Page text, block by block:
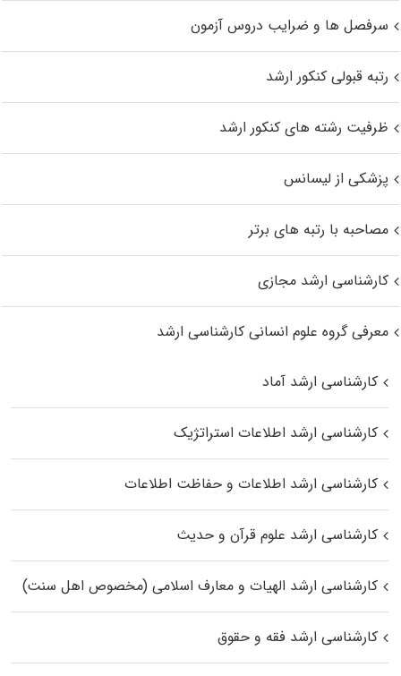
سرفصل ها و ضرایب دروس آزمون
رتبه قبولی کنکور ارشد
ظرفیت رشته های کنکور ارشد
پزشکی از لیسانس
مصاحبه با رتبه های برتر
کارشناسی ارشد مجازی
معرفی گروه علوم انسانی کارشناسی ارشد
کارشناسی ارشد آماد
کارشناسی ارشد اطلاعات استراتژیک
کارشناسی ارشد اطلاعات و حفاظت اطلاعات
کارشناسی ارشد علوم قرآن و حدیث
کارشناسی ارشد الهیات و معارف اسلامی (مخصوص اهل سنت)
کارشناسی ارشد فقه و حقوق